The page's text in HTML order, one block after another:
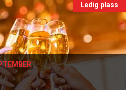
Ledig plass